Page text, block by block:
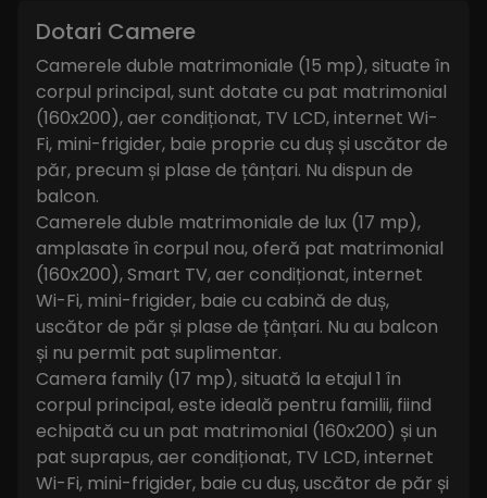
Dotari Camere
Camerele duble matrimoniale (15 mp), situate în
corpul principal, sunt dotate cu pat matrimonial
(160x200), aer condiționat, TV LCD, internet Wi-
Fi, mini-frigider, baie proprie cu duș și uscător de
păr, precum și plase de țânțari. Nu dispun de
balcon.
Camerele duble matrimoniale de lux (17 mp),
amplasate în corpul nou, oferă pat matrimonial
(160x200), Smart TV, aer condiționat, internet
Wi-Fi, mini-frigider, baie cu cabină de duș,
uscător de păr și plase de țânțari. Nu au balcon
și nu permit pat suplimentar.
Camera family (17 mp), situată la etajul 1 în
corpul principal, este ideală pentru familii, fiind
echipată cu un pat matrimonial (160x200) și un
pat suprapus, aer condiționat, TV LCD, internet
Wi-Fi, mini-frigider, baie cu duș, uscător de păr și